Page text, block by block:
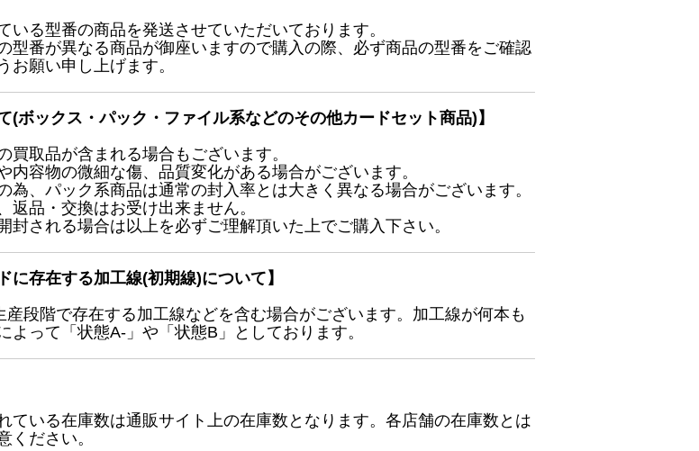
る型番の商品を発送させていただいております。
型番が異なる商品が御座いますので購入の際、必ず商品の型番をご確認
お願い申し上げます。
(ボックス・パック・ファイル系などのその他カードセット商品)】
買取品が含まれる場合もございます。
内容物の微細な傷、品質変化がある場合がございます。
為、パック系商品は通常の封入率とは大きく異なる場合がございます。
返品・交換はお受け出来ません。
封される場合は以上を必ずご理解頂いた上でご購入下さい。
に存在する加工線(初期線)について】
産段階で存在する加工線などを含む場合がございます。加工線が何本も
よって「状態A-」や「状態B」としております。
ている在庫数は通販サイト上の在庫数となります。各店舗の在庫数とは
ください。